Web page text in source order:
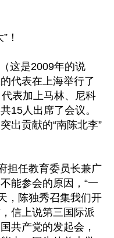
！
这是2009年的说
代表在上海举行了
表加上马林、尼科
15人出席了会议。
出贡献的“南陈北李”
担任教育委员长兼广
能参会的原因，“一
，陈独秀召集我们开
信上说第三国际派
共产党的发起会，